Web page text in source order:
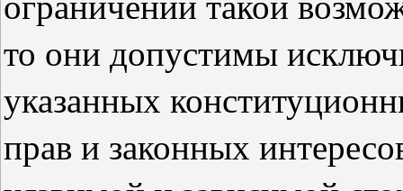
то они допустимы
указанных
прав и законных